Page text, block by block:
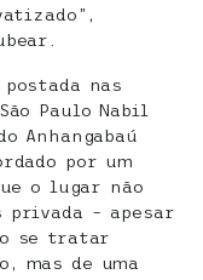
nas
Paulo Nabil
Anhangabaú
por um
o lugar não
privada – apesar
se tratar
mas de uma